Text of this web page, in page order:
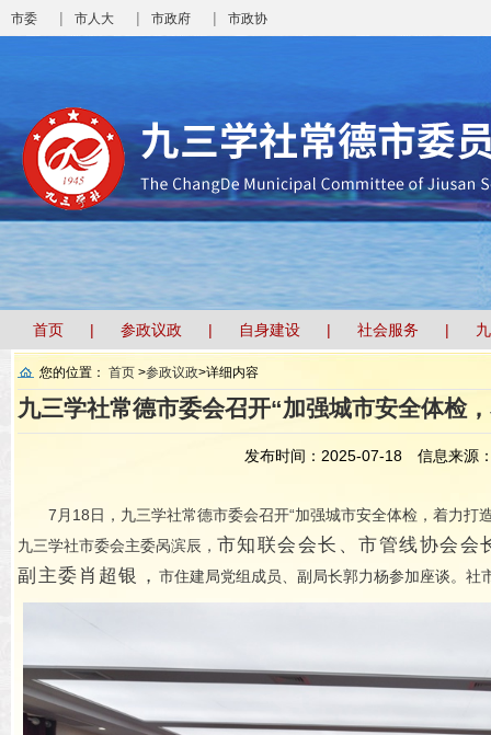
市委 | 市人大 | 市政府 | 市政协
首页 参政议政 自身建设 社会服务
您的位置： 首页 >参政议政>详细内容
九三学社常德市委会召开“加强城市安全体检
发布时间：2025-07-18 信息来源
7月18日，九三学社常德市委会召开“加强城市安全体检，着力打
九三学社市委会主委呙滨辰， 市知联会会长、市管线协会会
副主委肖超银，市住建局党组成员、副局长郭力杨参加座谈。社